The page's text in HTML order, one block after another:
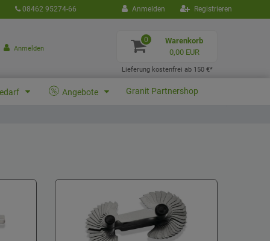
08462 95274-66 Anmelden Registrieren
Anmelden
0
Warenkorb
0,00 EUR
Lieferung kostenfrei ab 150 €*
Angebote Granit Partnershop